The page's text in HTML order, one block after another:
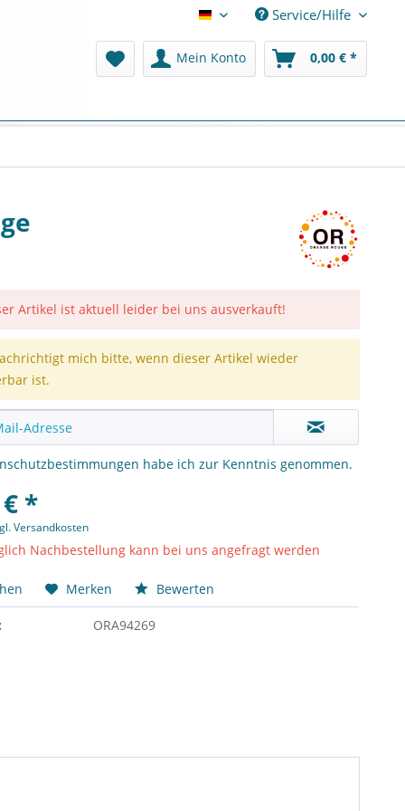
Deutsch Service/Hilfe
Mein Konto 0,00 € *
Artikel ist aktuell leider bei uns ausverkauft!
mich bitte, wenn dieser Artikel wieder
ist.
habe ich zur Kenntnis genommen.
*
Versandkosten
Nachbestellung kann bei uns angefragt werden
Merken Bewerten
ORA94269